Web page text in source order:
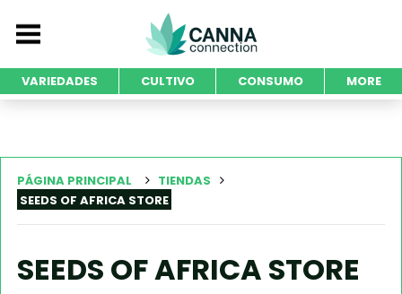
VARIEDADES CULTIVO CONSUMO MORE
PÁGINA PRINCIPAL
TIENDAS
SEEDS OF AFRICA STORE
SEEDS OF AFRICA STORE